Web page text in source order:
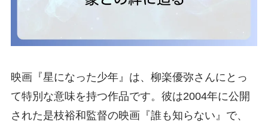
映画『星になった少年』は、柳楽優弥さんにとっ
て特別な意味を持つ作品です。彼は2004年に公開
された是枝裕和監督の映画『誰も知らない』で、